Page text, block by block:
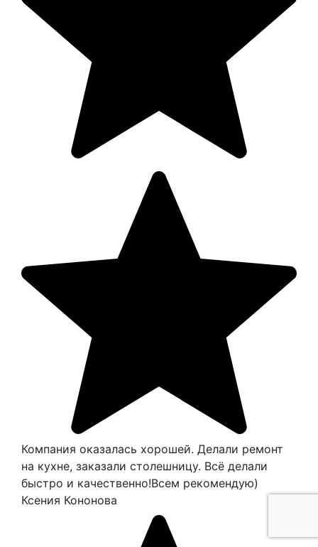
Компания оказалась хорошей. Делали ремонт
на кухне, заказали столешницу. Всё делали
быстро и качественно!Всем рекомендую)
Ксения Кононова